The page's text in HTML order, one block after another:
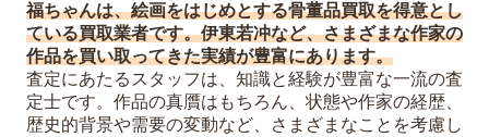
福ちゃんは、絵画をはじめとする骨董品買取を得意とし
ている買取業者です。伊東若冲など、さまざまな作家の
作品を買い取ってきた実績が豊富にあります。
査定にあたるスタッフは、知識と経験が豊富な一流の査
定士です。作品の真贋はもちろん、状態や作家の経歴、
歴史的背景や需要の変動など、さまざまなことを考慮し